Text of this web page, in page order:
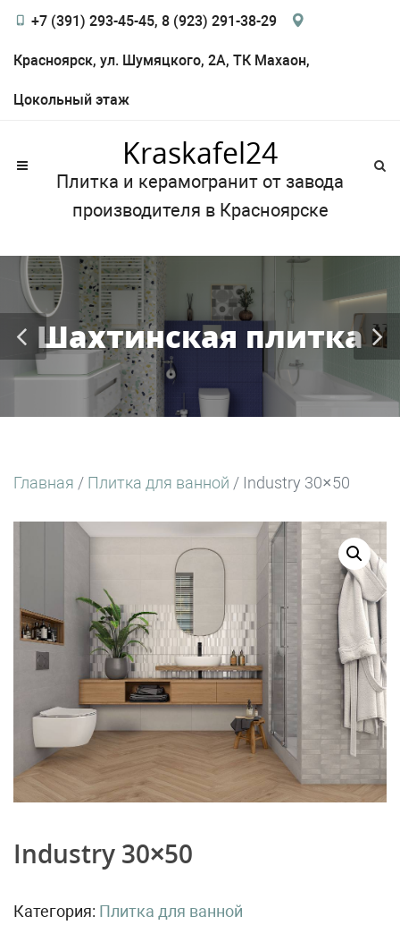
+7 (391) 293-45-45, 8 (923) 291-38-29
Красноярск, ул. Шумяцкого, 2А, ТК Махаон,
Цокольный этаж
Kraskafel24
Плитка и керамогранит от завода
производителя в Красноярске
Шахтинская плитка
Главная / Плитка для ванной / Industry 30×50
Industry 30×50
Категория: Плитка для ванной